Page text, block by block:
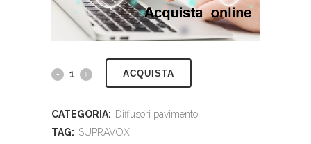
ACQUISTA
CATEGORIA: Diffusori pavimento
TAG: SUPRAVOX